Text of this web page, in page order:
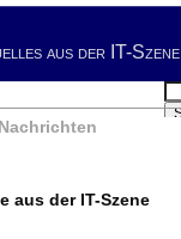
aus der IT-Szene
Nachrichten
aus der IT-Szene